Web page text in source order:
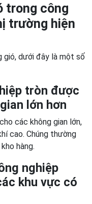
trong công
trường hiện
gió, dưới đây là một số
tròn được
lớn hơn
các không gian lớn,
cao. Chúng thường
hàng.
nghiệp
khu vực có